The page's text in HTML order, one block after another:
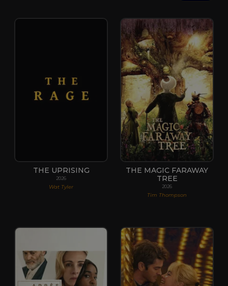
THE UPRISING
2026
Wat Tyler
THE MAGIC FARAWAY
TREE
2026
Tim Thompson